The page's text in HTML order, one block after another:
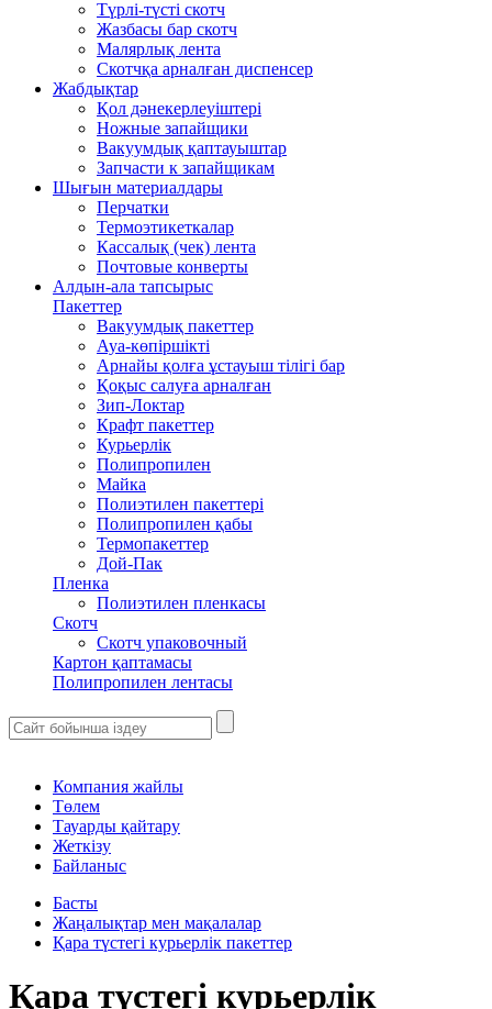
Түрлі-түсті скотч
Жазбасы бар скотч
Малярлық лента
Скотчқа арналған диспенсер
Жабдықтар
Қол дәнекерлеуіштері
Ножные запайщики
Вакуумдық қаптауыштар
Запчасти к запайщикам
Шығын материалдары
Перчатки
Термоэтикеткалар
Кассалық (чек) лента
Почтовые конверты
Алдын-ала тапсырыс
Пакеттер
Вакуумдық пакеттер
Ауа-көпіршікті
Арнайы қолға ұстауыш тілігі бар
Қоқыс салуға арналған
Зип-Локтар
Крафт пакеттер
Курьерлік
Полипропилен
Майка
Полиэтилен пакеттері
Полипропилен қабы
Термопакеттер
Дой-Пак
Пленка
Полиэтилен пленкасы
Скотч
Скотч упаковочный
Картон қаптамасы
Полипропилен лентасы
Компания жайлы
Төлем
Тауарды қайтару
Жеткізу
Байланыс
Басты
Жаңалықтар мен мақалалар
Қара түстегі курьерлік пакеттер
Қара түстегі курьерлік